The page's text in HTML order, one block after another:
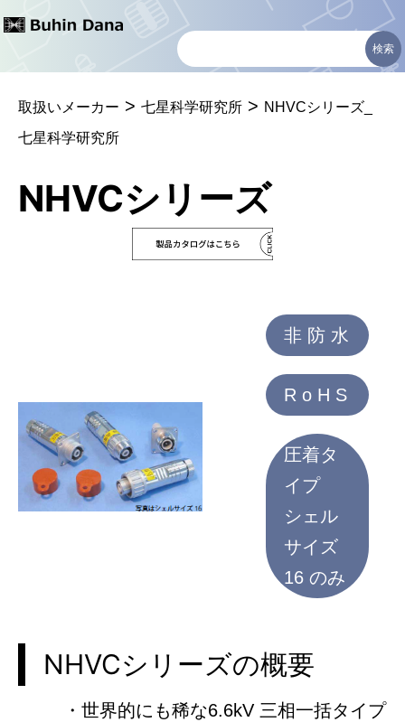
コ
テ
取扱いメーカー > 七星科学研究所 > NHVCシリーズ_
七星科学研究所
NHVCシリーズ
非 防 水
R o H S
圧着タ
イプ
シェル
サイズ
16 のみ
NHVCシリーズの概要
・世界的にも稀な6.6kV 三相一括タイプ